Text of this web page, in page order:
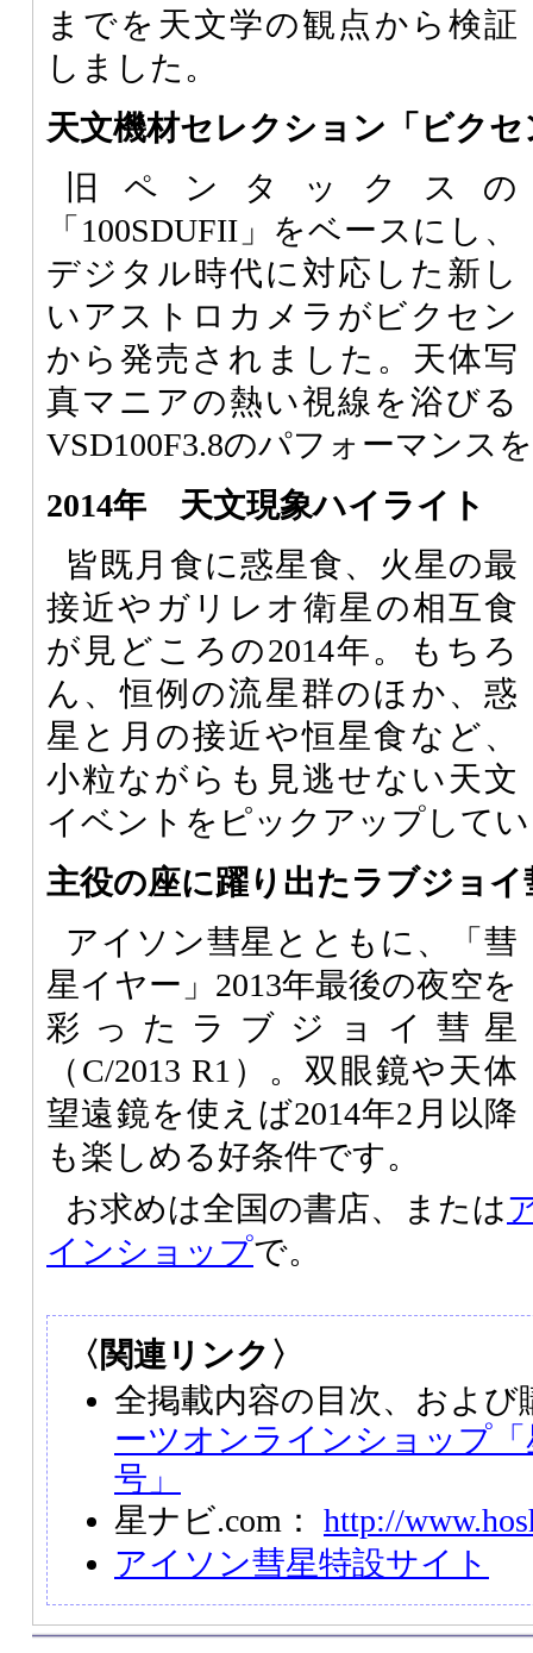
までを天文学の観点から検証
しました。
天文機材セレクション「ビクセ
旧ペンタックスの
「100SDUFII」をベースにし、
デジタル時代に対応した新し
いアストロカメラがビクセン
から発売されました。天体写
真マニアの熱い視線を浴びる
VSD100F3.8のパフォーマンス
2014年 天文現象ハイライト
皆既月食に惑星食、火星の最
接近やガリレオ衛星の相互食
が見どころの2014年。もちろ
ん、恒例の流星群のほか、惑
星と月の接近や恒星食など、
小粒ながらも見逃せない天文
イベントをピックアップして
主役の座に躍り出たラブジョイ
アイソン彗星とともに、「彗
星イヤー」2013年最後の夜空を
彩ったラブジョイ彗星
（C/2013 R1）。双眼鏡や天体
望遠鏡を使えば2014年2月以降
も楽しめる好条件です。
お求めは全国の書店、または
インショップで。
〈関連リンク〉
全掲載内容の目次、およ
ーツオンラインショップ「
号」
星ナビ.com： http://
アイソン彗星特設サイト